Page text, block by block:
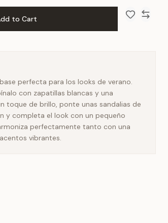
to Cart
perfecta para los looks de verano.
con zapatillas blancas y una
toque de brillo, ponte unas sandalias de
y completa el look con un pequeño
perfectamente tanto con una
vibrantes.